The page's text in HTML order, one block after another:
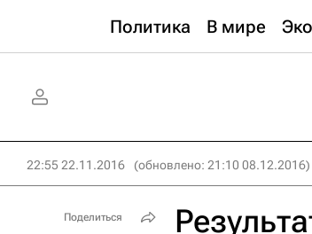
Политика В мире
22:55 22.11.2016 (обновлено: 21:10 08.12.2016)
Поделиться